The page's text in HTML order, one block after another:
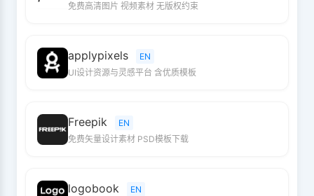
免费高清图片 视频素材 无版权约束
applypixels
EN
UI设计资源与灵感平台 含优质模板
Freepik
EN
免费矢量设计素材 PSD模板下载
logobook EN